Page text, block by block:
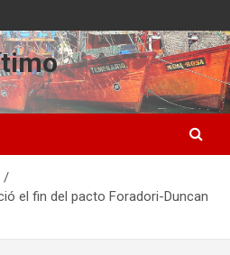
el fin del pacto Foradori-Duncan